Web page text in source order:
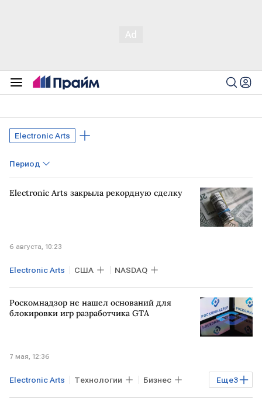
Electronic Arts
Период
Electronic Arts закрыла рекордную сделку
6 августа, 10:23
Electronic Arts США NASDAQ
Роскомнадзор не нашел оснований для
блокировки игр разработчика GTA
7 мая, 12:36
Еще3
Electronic Arts Технологии Бизнес